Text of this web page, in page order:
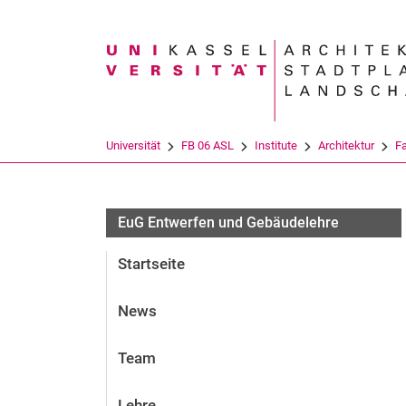
Suchbegriff
Universität FB 06 ASL Institute Architektur
EuG Entwerfen und Gebäudelehre
Startseite
News
Team